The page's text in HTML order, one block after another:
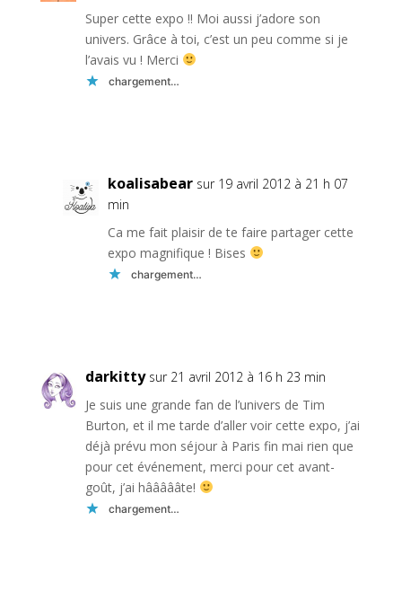
Super cette expo !! Moi aussi j’adore son
univers. Grâce à toi, c’est un peu comme si je
l’avais vu ! Merci
chargement…
koalisabear sur 19 avril 2012 à 21 h 07
min
Ca me fait plaisir de te faire partager cette
expo magnifique ! Bises
chargement…
darkitty sur 21 avril 2012 à 16 h 23 min
Je suis une grande fan de l’univers de Tim
Burton, et il me tarde d’aller voir cette expo, j’ai
déjà prévu mon séjour à Paris fin mai rien que
pour cet événement, merci pour cet avant-
goût, j’ai hâââââte!
chargement…